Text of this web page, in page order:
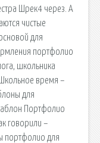
Шрек4 через. А
чистые
для
портфолио
школьника
время –
для
Портфолио
говорили –
портфолио для